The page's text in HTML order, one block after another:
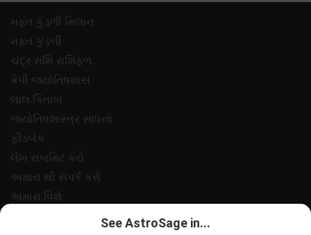
મફ્ત કુંડળી મિલાન
મફ્ત કુંડળી
ચંદ્ર રાશિ રાશિફળ
કેપી જ્યોતિષશાસ
લાલ કિતાબ
જ્યોતિષશાસ્ત્ર સાધનો
ફીડબેક
લેખ સબમિટ કરો
અમારા થી સંપર્ક કરો
અમારા વિશે
See AstroSage in...